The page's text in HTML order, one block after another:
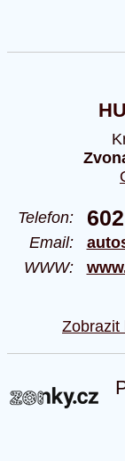
Telefon:
Email:
WWW:
Zobrazit